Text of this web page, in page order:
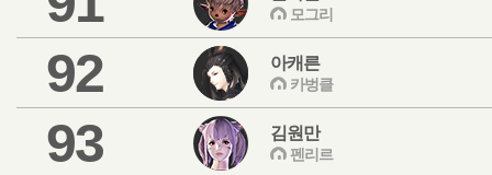
모그리
92 아캐른
카벙클
93 김원만
펜리르